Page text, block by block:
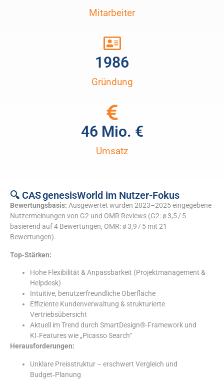
Mitarbeiter
Gründung
1986
Umsatz
46 Mio. €
🔍 CAS genesisWorld im Nutzer-Fokus
Bewertungsbasis: Ausgewertet wurden 2023–2025 eingegebene
Nutzermeinungen von G2 und OMR Reviews (G2: ø 3,5 / 5
basierend auf 4 Bewertungen, OMR: ø 3,9 / 5 mit 21
Bewertungen).
Top‑Stärken:
Hohe Flexibilität & Anpassbarkeit (Projektmanagement &
Helpdesk)
Intuitive, benutzerfreundliche Oberfläche
Effiziente Kundenverwaltung & strukturierte
Vertriebsübersicht
Aktuell im Trend durch SmartDesign®-Framework und
KI‑Features wie „Picasso Search“
Herausforderungen:
Unklare Preisstruktur – erschwert Vergleich und
Budget‑Planung